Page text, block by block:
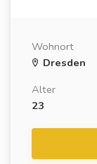
Wohnort
Dresden
Alter
23